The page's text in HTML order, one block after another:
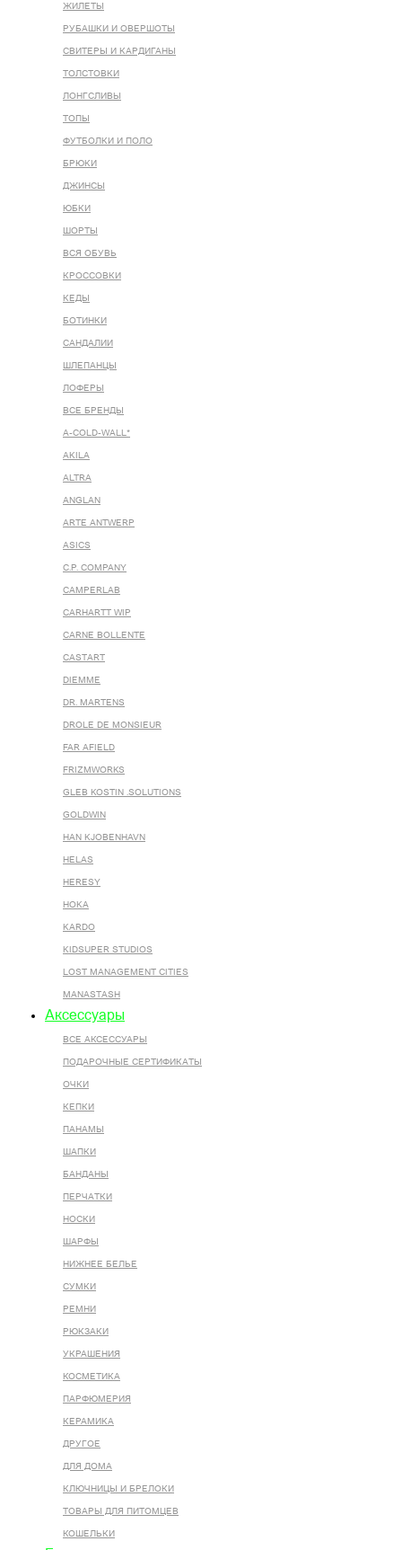
ЖИЛЕТЫ
РУБАШКИ И ОВЕРШОТЫ
СВИТЕРЫ И КАРДИГАНЫ
ТОЛСТОВКИ
ЛОНГСЛИВЫ
ТОПЫ
ФУТБОЛКИ И ПОЛО
БРЮКИ
ДЖИНСЫ
ЮБКИ
ШОРТЫ
ВСЯ ОБУВЬ
КРОССОВКИ
КЕДЫ
БОТИНКИ
САНДАЛИИ
ШЛЕПАНЦЫ
ЛОФЕРЫ
ВСЕ БРЕНДЫ
A-COLD-WALL*
AKILA
ALTRA
ANGLAN
ARTE ANTWERP
ASICS
C.P. COMPANY
CAMPERLAB
CARHARTT WIP
CARNE BOLLENTE
CASTART
DIEMME
DR. MARTENS
DROLE DE MONSIEUR
FAR AFIELD
FRIZMWORKS
GLEB KOSTIN .SOLUTIONS
GOLDWIN
HAN KJOBENHAVN
HELAS
HERESY
HOKA
KARDO
KIDSUPER STUDIOS
LOST MANAGEMENT CITIES
MANASTASH
Аксессуары
ВСЕ AКСЕССУАРЫ
ПОДАРОЧНЫЕ СЕРТИФИКАТЫ
ОЧКИ
КЕПКИ
ПАНАМЫ
ШАПКИ
БАНДАНЫ
ПЕРЧАТКИ
НОСКИ
ШАРФЫ
НИЖНЕЕ БЕЛЬЕ
СУМКИ
РЕМНИ
РЮКЗАКИ
УКРАШЕНИЯ
КОСМЕТИКА
ПАРФЮМЕРИЯ
КЕРАМИКА
ДРУГОЕ
ДЛЯ ДОМА
КЛЮЧНИЦЫ И БРЕЛОКИ
ТОВАРЫ ДЛЯ ПИТОМЦЕВ
КОШЕЛЬКИ